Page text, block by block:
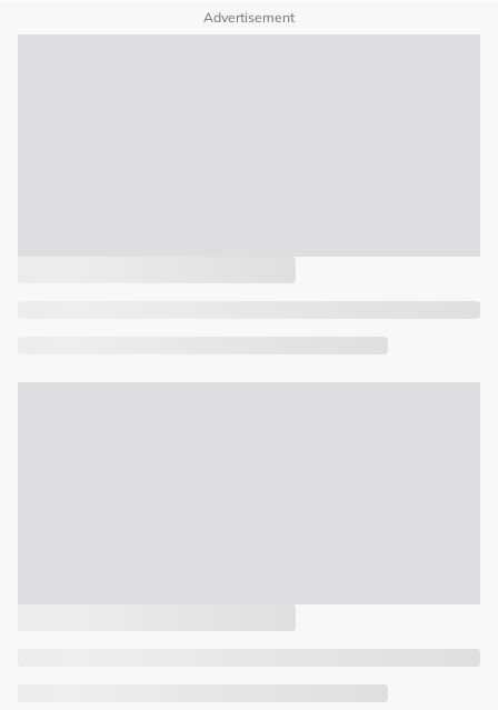
Advertisement